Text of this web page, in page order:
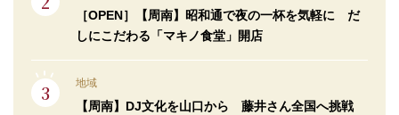
［OPEN］【周南】昭和通で夜の一杯を気軽に だ
しにこだわる「マキノ食堂」開店
地域
【周南】DJ文化を山口から 藤井さん全国へ挑戦